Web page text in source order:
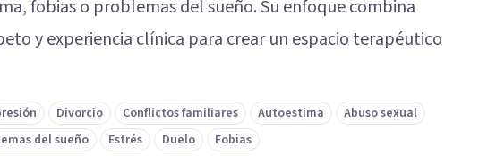
fobias o problemas del sueño. Su enfoque combina
y experiencia clínica para crear un espacio terapéutico
Divorcio Conflictos familiares Autoestima
Abuso sexual
del sueño
Estrés Duelo Fobias